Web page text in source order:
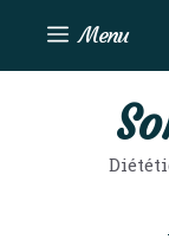
contenu
Menu